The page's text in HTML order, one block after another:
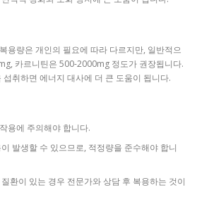
용량은 개인의 필요에 따라 다르지만, 일반적으
카르니틴은 500-2000mg 정도가 권장됩니다.
취하면 에너지 대사에 더 큰 도움이 됩니다.
용에 주의해야 합니다.
발생할 수 있으므로, 적정량을 준수해야 합니
환이 있는 경우 전문가와 상담 후 복용하는 것이